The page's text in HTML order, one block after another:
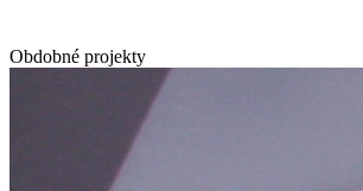
Obdobné projekty